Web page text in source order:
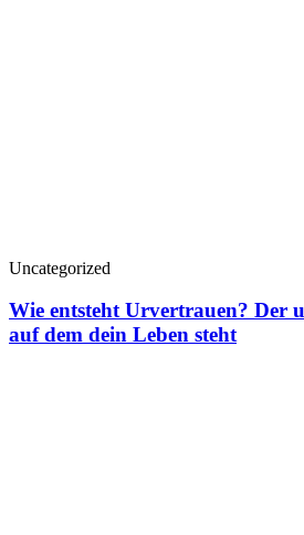
Uncategorized
Wie entsteht Urvertrauen? Der
auf dem dein Leben steht